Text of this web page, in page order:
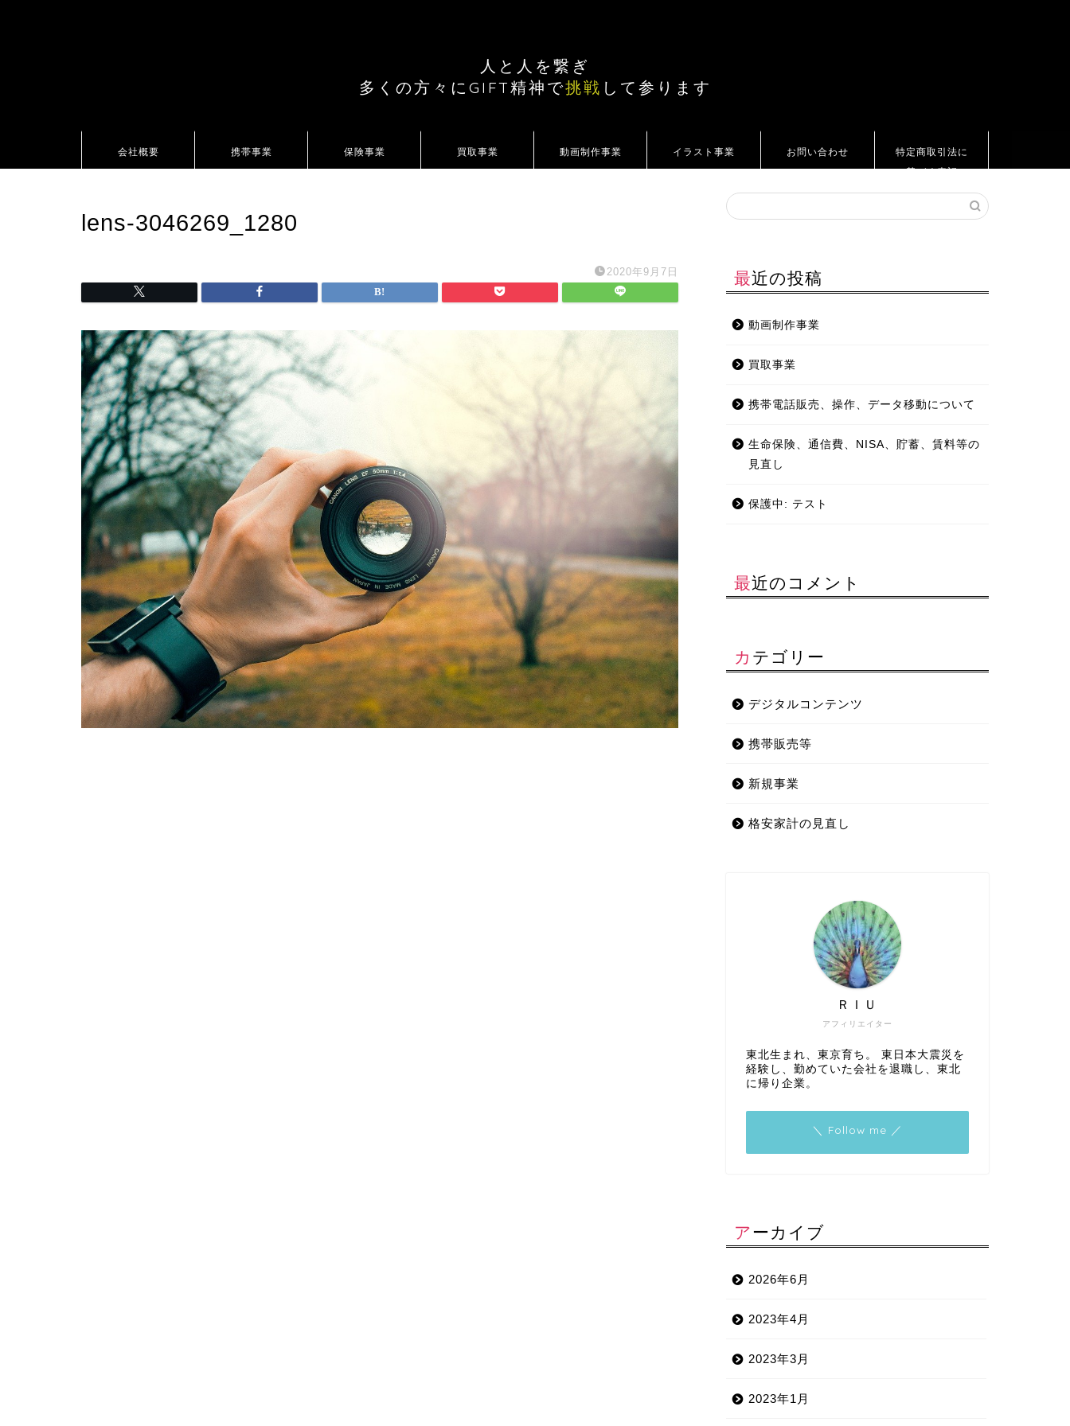
人と人を繋ぎ
多くの方々にGIFT精神で挑戦 して参ります
会社概要 携帯事業 保険事業 買取事業 動画制作事業 イラスト事業 お問い合わせ
特定商取引法に
基づく表記
lens-3046269_1280
2020年9月7日 最近の投稿
動画制作事業
買取事業
携帯電話販売、操作、データ移動について
生命保険、通信費、NISA、貯蓄、賃料等の
見直し
保護中: テスト
最近のコメント
カテゴリー
デジタルコンテンツ
携帯販売等
新規事業
格安家計の見直し
アフィリエイター
ＲＩＵ
東北生まれ、東京育ち。 東日本大震災を
経験し、勤めていた会社を退職し、東北
に帰り企業。
＼ Follow me ／
アーカイブ
2026年6月
2023年4月
2023年3月
2023年1月